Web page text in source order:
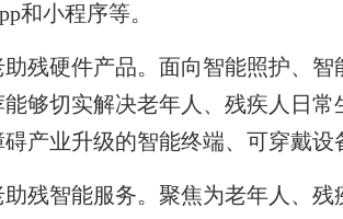
和小程序等。
硬件产品。面向智能照护、智
够切实解决老年人、残疾人日
产业升级的智能终端、可穿戴
智能服务。聚焦为老年人、残